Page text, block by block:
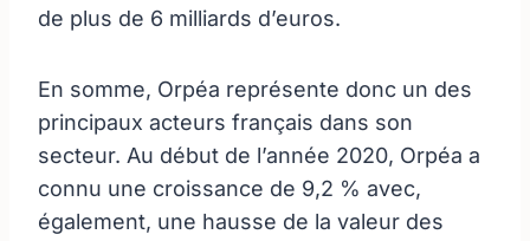
de plus de 6 milliards d’euros.
En somme, Orpéa représente donc un des
principaux acteurs français dans son
secteur. Au début de l’année 2020, Orpéa a
connu une croissance de 9,2 % avec,
également, une hausse de la valeur des